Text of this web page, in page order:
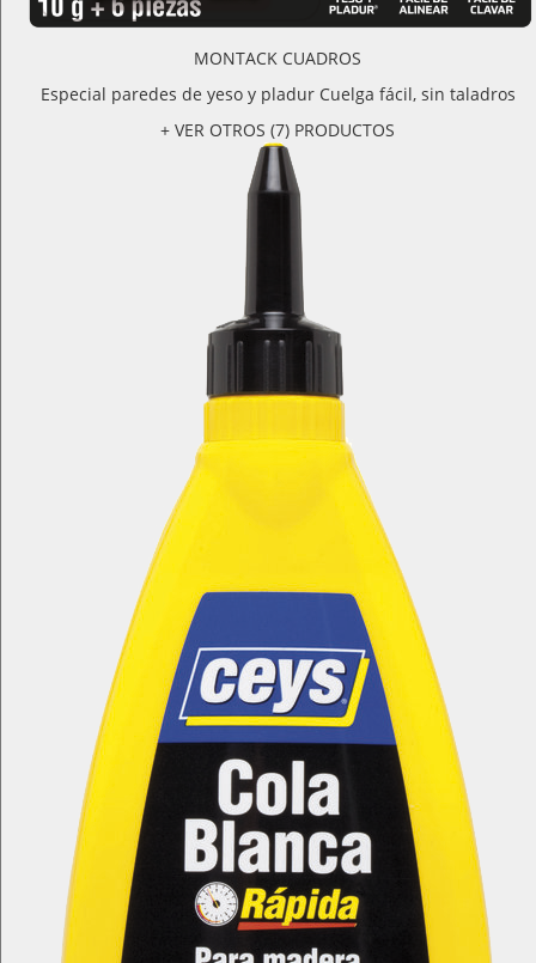
MONTACK CUADROS
Especial paredes de yeso y pladur Cuelga fácil, sin taladros
+ VER OTROS (7) PRODUCTOS